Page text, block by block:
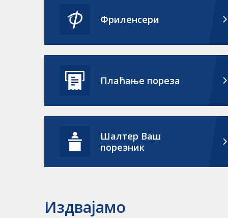
Фриленсери
Плаћање пореза
Шалтер Ваш
порезник
Издвајамо